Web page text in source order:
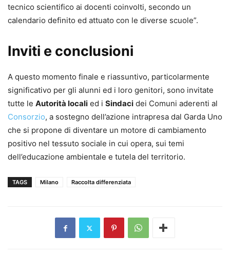
tecnico scientifico ai docenti coinvolti, secondo un
calendario definito ed attuato con le diverse scuole”.
Inviti e conclusioni
A questo momento finale e riassuntivo, particolarmente
significativo per gli alunni ed i loro genitori, sono invitate
tutte le Autorità locali ed i Sindaci dei Comuni aderenti al
Consorzio, a sostegno dell’azione intrapresa dal Garda Uno
che si propone di diventare un motore di cambiamento
positivo nel tessuto sociale in cui opera, sui temi
dell’educazione ambientale e tutela del territorio.
TAGS Milano Raccolta differenziata